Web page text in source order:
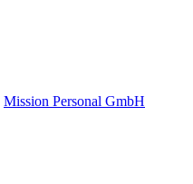
Mission Personal GmbH